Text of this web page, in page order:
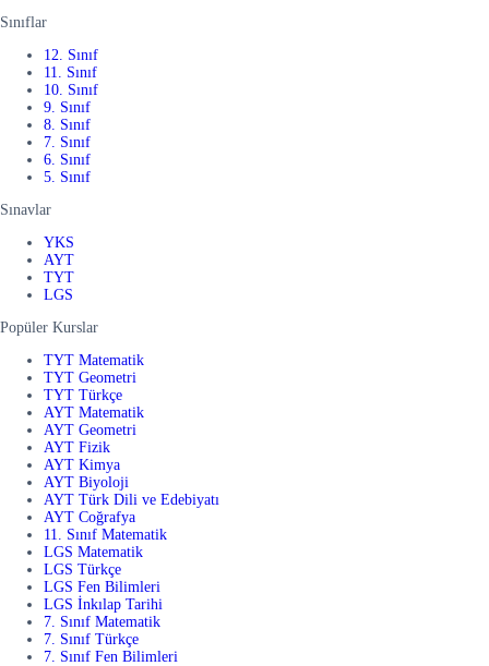
Sınıflar
12. Sınıf
11. Sınıf
10. Sınıf
9. Sınıf
8. Sınıf
7. Sınıf
6. Sınıf
5. Sınıf
Sınavlar
YKS
AYT
TYT
LGS
Popüler Kurslar
TYT Matematik
TYT Geometri
TYT Türkçe
AYT Matematik
AYT Geometri
AYT Fizik
AYT Kimya
AYT Biyoloji
AYT Türk Dili ve Edebiyatı
AYT Coğrafya
11. Sınıf Matematik
LGS Matematik
LGS Türkçe
LGS Fen Bilimleri
LGS İnkılap Tarihi
7. Sınıf Matematik
7. Sınıf Türkçe
7. Sınıf Fen Bilimleri